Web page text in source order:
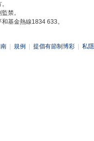
禁。
基金熱線1834 633。
規例 提倡有節制博彩 私